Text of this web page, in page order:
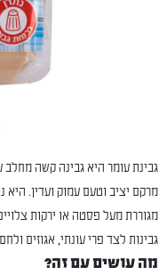
גבינת עומר היא גבינה קשה מחלב
מרקם יציב וטעם עמוק ועדין. היא
מגוררת מעל פסטה או ירקות
גבינות לצד פרי עונתי, אגוזים
מה עושים עם זה?